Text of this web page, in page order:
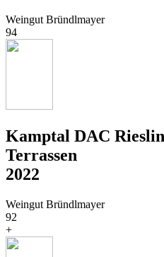
Weingut Bründlmayer
94
Kamptal DAC
Terrassen
2022
Weingut Bründlmayer
92
+